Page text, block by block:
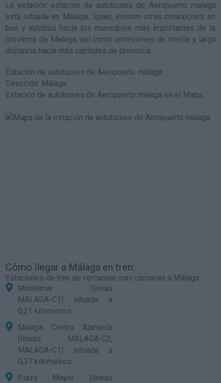
La estación estación de autobuses de Aeropuerto malaga
está situada en Málaga, Spain, existen otras conexiones en
bus y autobús hacia los municipios más importantes de la
provincia de Malaga, así como conexiones de media y larga
distancia hacia más capitales de provincia.
Estación de autobuses de Aeropuerto malaga:
Dirección: Málaga
Estación de autobuses de Aeropuerto malaga en el Mapa:
Cómo llegar a Málaga en tren:
Estaciones de tren de cercanías más cercanas a Málaga:
Montemar (líneas
MALAGA-C1) situada a
0,21 kilómetros
Malaga Centro Alameda
(líneas MALAGA-C2,
MALAGA-C1) situada a
0,37 kilómetros
Plaza Mayor (líneas